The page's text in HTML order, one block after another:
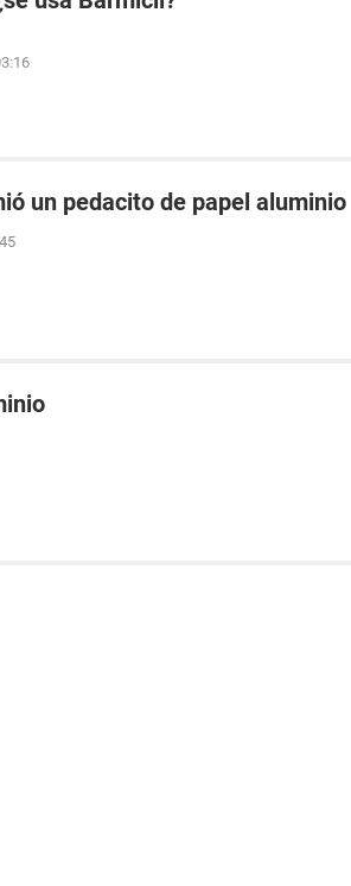
un pedacito de papel aluminio